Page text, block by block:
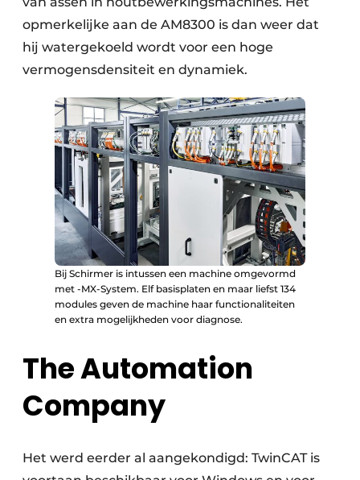
opmerkelijke aan de AM8300 is dan weer dat
hij watergekoeld wordt voor een hoge
vermogensdensiteit en dynamiek.
Bij Schirmer is intussen een machine omgevormd
met -MX-System. Elf basisplaten en maar liefst 134
modules geven de machine haar functionaliteiten
en extra mogelijkheden voor diagnose.
The Automation
Company
Het werd eerder al aangekondigd: TwinCAT is